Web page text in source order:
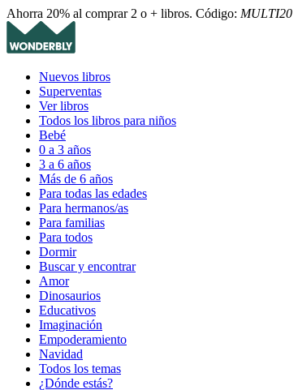
Ahorra 20% al comprar 2 o + libros. Código: MULTI20
Nuevos libros
Superventas
Ver libros
Todos los libros para niños
Bebé
0 a 3 años
3 a 6 años
Más de 6 años
Para todas las edades
Para hermanos/as
Para familias
Para todos
Dormir
Buscar y encontrar
Amor
Dinosaurios
Educativos
Imaginación
Empoderamiento
Navidad
Todos los temas
¿Dónde estás?